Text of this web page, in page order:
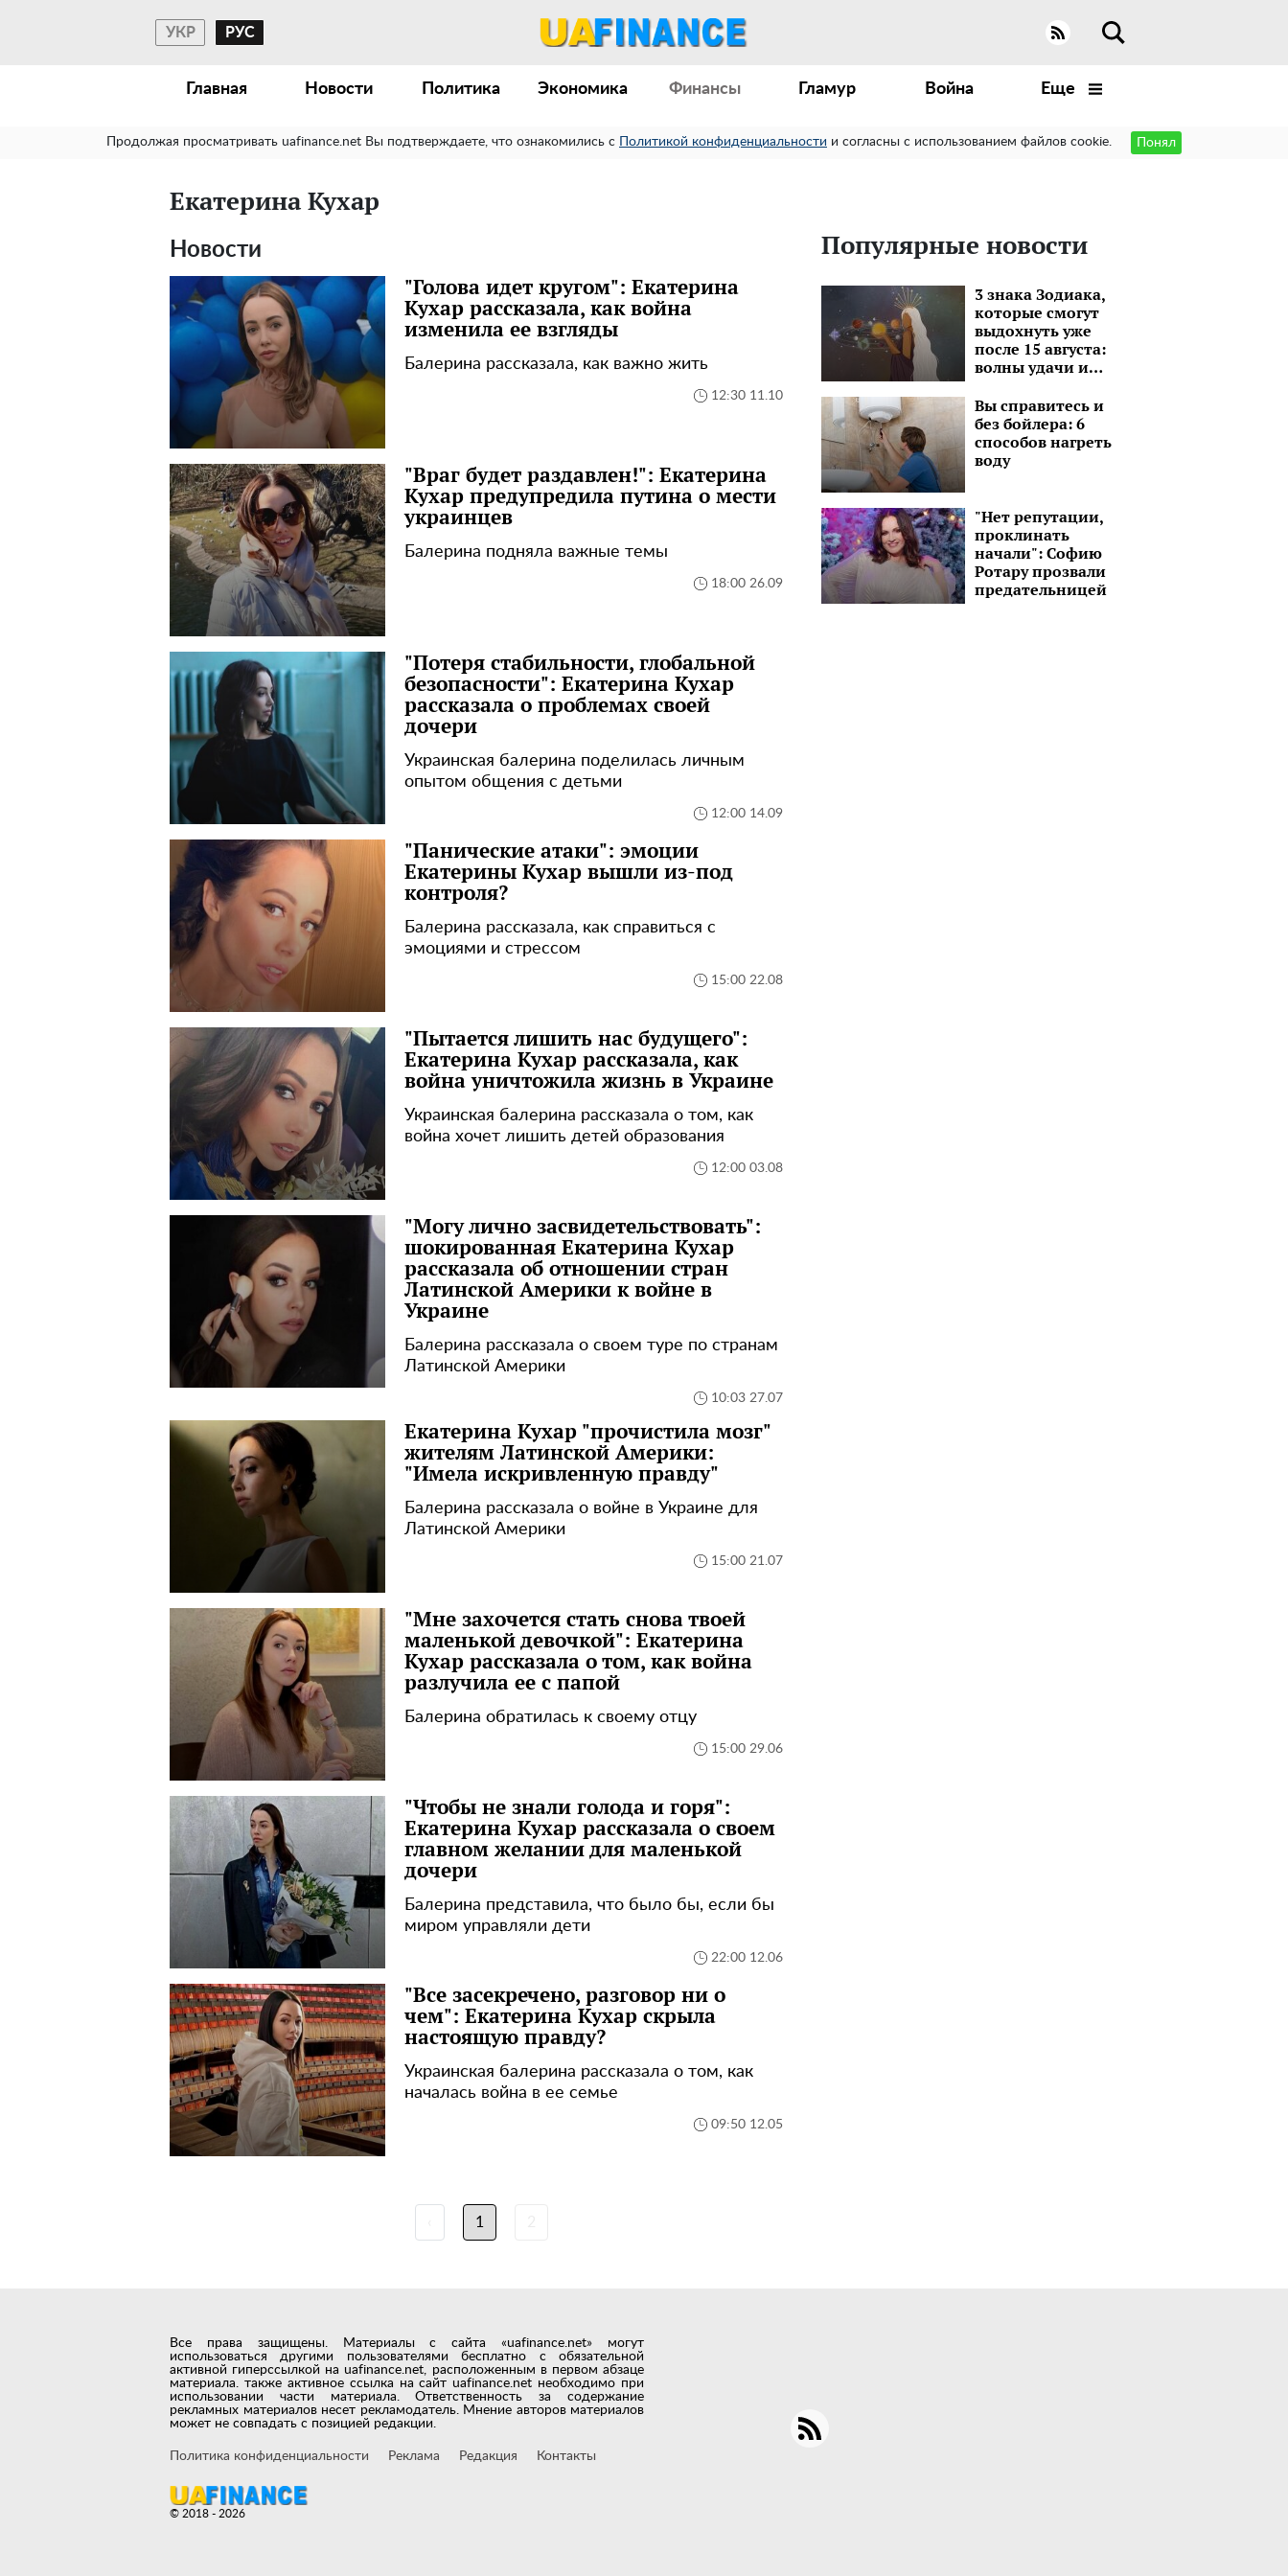
УКР РУС
Главная Новости Политика Экономика Финансы Гламур Война Еще
Продолжая просматривать uafinance.net Вы подтверждаете, что ознакомились с Политикой конфиденциальности и согласны с использованием файлов cookie. Понял
Екатерина Кухар
Новости
"Голова идет кругом": Екатерина
Кухар рассказала, как война
изменила ее взгляды
Балерина рассказала, как важно жить
12:30 11.10
"Враг будет раздавлен!": Екатерина
Кухар предупредила путина о мести
украинцев
Балерина подняла важные темы
18:00 26.09
"Потеря стабильности, глобальной
безопасности": Екатерина Кухар
рассказала о проблемах своей
дочери
Украинская балерина поделилась личным
опытом общения с детьми
12:00 14.09
"Панические атаки": эмоции
Екатерины Кухар вышли из-под
контроля?
Балерина рассказала, как справиться с
эмоциями и стрессом
15:00 22.08
"Пытается лишить нас будущего":
Екатерина Кухар рассказала, как
война уничтожила жизнь в Украине
Украинская балерина рассказала о том, как
война хочет лишить детей образования
12:00 03.08
"Могу лично засвидетельствовать":
шокированная Екатерина Кухар
рассказала об отношении стран
Латинской Америки к войне в
Украине
Балерина рассказала о своем туре по странам
Латинской Америки
10:03 27.07
Екатерина Кухар "прочистила мозг"
жителям Латинской Америки:
"Имела искривленную правду"
Балерина рассказала о войне в Украине для
Латинской Америки
15:00 21.07
"Мне захочется стать снова твоей
маленькой девочкой": Екатерина
Кухар рассказала о том, как война
разлучила ее с папой
Балерина обратилась к своему отцу
15:00 29.06
"Чтобы не знали голода и горя":
Екатерина Кухар рассказала о своем
главном желании для маленькой
дочери
Балерина представила, что было бы, если бы
миром управляли дети
22:00 12.06
"Все засекречено, разговор ни о
чем": Екатерина Кухар скрыла
настоящую правду?
Украинская балерина рассказала о том, как
началась война в ее семье
09:50 12.05
1
Популярные новости
3 знака Зодиака,
которые смогут
выдохнуть уже
после 15 августа:
волны удачи и
Вы справитесь и
без бойлера: 6
способов нагреть
воду
"Нет репутации,
проклинать
начали": Софию
Ротару прозвали
предательницей
Все права защищены. Материалы с сайта «uafinance.net» могут
использоваться другими пользователями бесплатно с обязательной
активной гиперссылкой на uafinance.net, расположенным в первом абзаце
материала. также активное ссылка на сайт uafinance.net необходимо при
использовании части материала. Ответственность за содержание
рекламных материалов несет рекламодатель. Мнение авторов материалов
может не совпадать с позицией редакции.
Политика конфиденциальности Реклама Редакция Контакты
© 2018 - 2026